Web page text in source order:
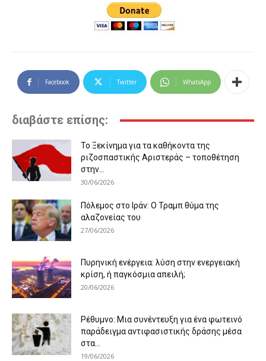
Facebook Twitter WhatsApp
διαβάστε επίσης:
Το Ξεκίνημα για τα καθήκοντα της
ριζοσπαστικής Αριστεράς – τοποθέτηση
στην...
30/06/2026
Πόλεμος στο Ιράν: Ο Τραμπ θύμα της
αλαζονείας του
27/06/2026
Πυρηνική ενέργεια: λύση στην ενεργειακή
κρίση, ή παγκόσμια απειλή;
20/06/2026
Ρέθυμνο: Μια συνέντευξη για ένα φωτεινό
παράδειγμα αντιφασιστικής δράσης μέσα
στα...
19/06/2026